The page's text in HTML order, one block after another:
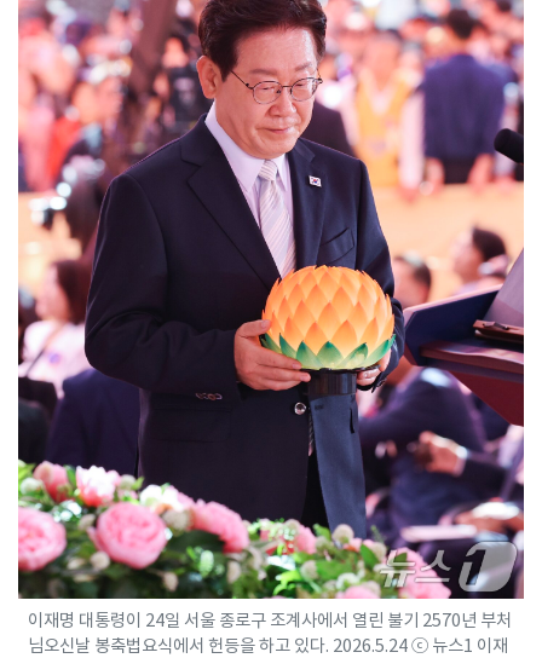
이재명 대통령이 24일 서울 종로구 조계사에서 열린 불기 2570년 부처
님오신날 봉축법요식에서 헌등을 하고 있다. 2026.5.24 ⓒ 뉴스1 이재